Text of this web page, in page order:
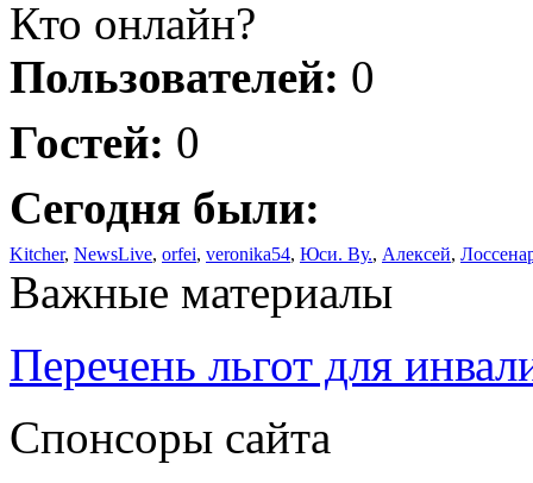
Кто онлайн?
Пользователей: 0
Гостей: 0
Сегодня были:
Kitcher, NewsLive, orfei, veronika54, Юси. Ву., Алексей,
Важные материалы
Перечень льгот для
Спонсоры сайта